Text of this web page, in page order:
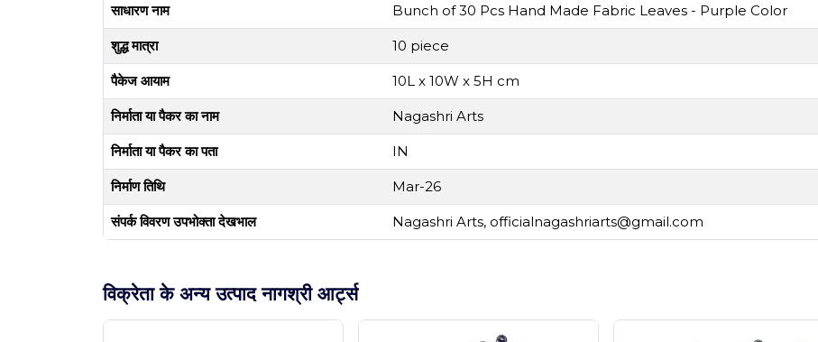
साधारण नाम Bunch of 30 Pcs Hand Made Fabric Leaves - Purple Color
शुद्ध मात्रा 10 piece
पैकेज आयाम 10L x 10W x 5H cm
निर्माता या पैकर का नाम Nagashri Arts
निर्माता या पैकर का पता IN
निर्माण तिथि Mar-26
संपर्क विवरण उपभोक्ता देखभाल Nagashri Arts, officialnagashriarts@gmail.com
विक्रेता के अन्य उत्पाद नागश्री आर्ट्स